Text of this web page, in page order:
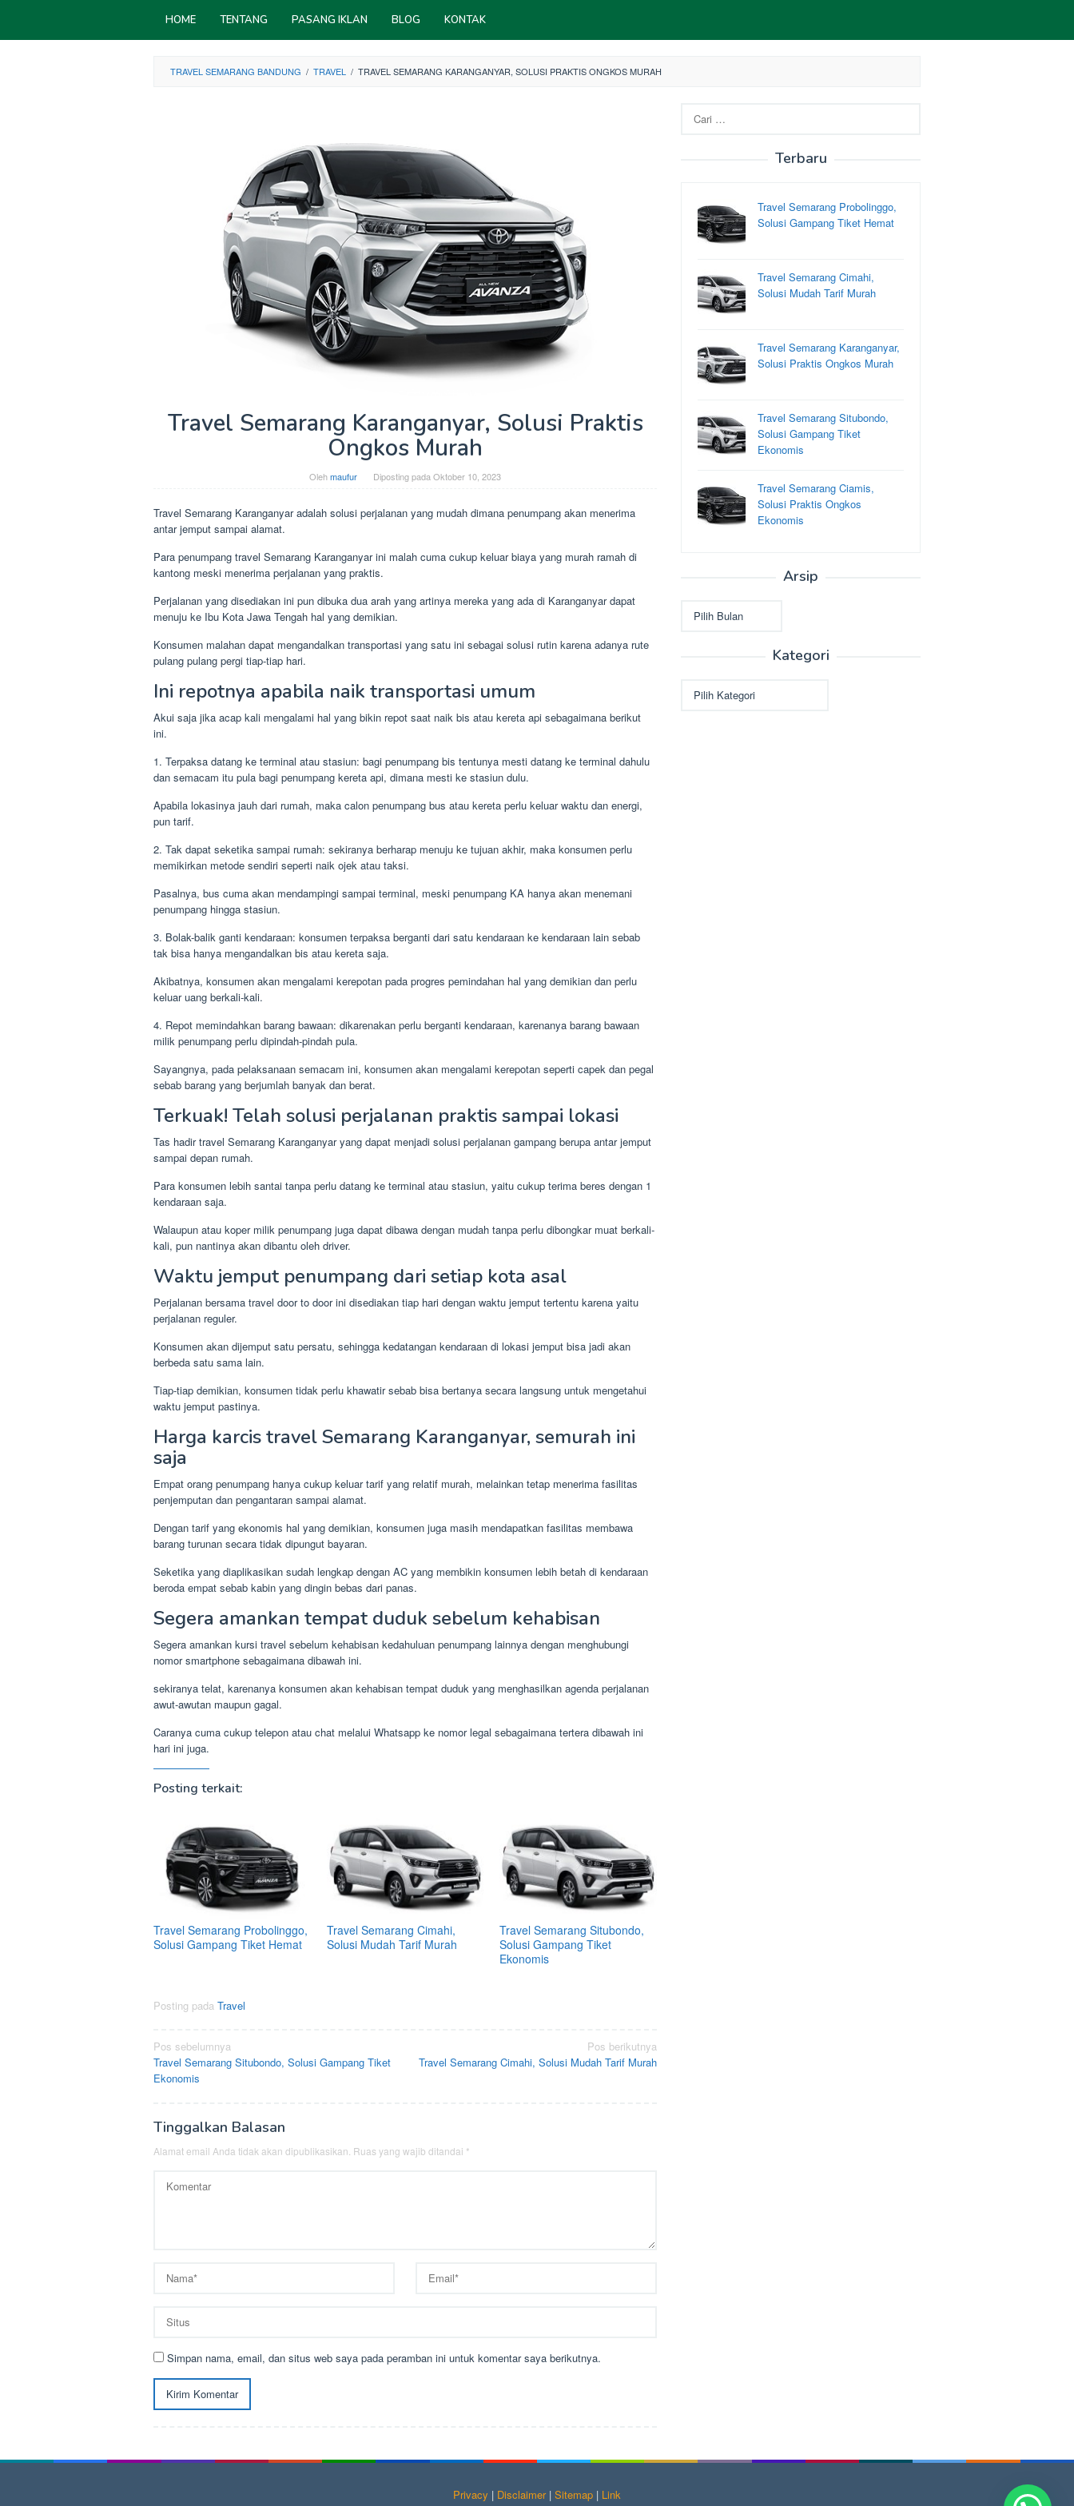
content
HOME TENTANG PASANG IKLAN BLOG KONTAK
TRAVEL SEMARANG BANDUNG / TRAVEL / TRAVEL SEMARANG KARANGANYAR, SOLUSI PRAKTIS ONGKOS MURAH
Travel Semarang Karanganyar, Solusi Praktis
Ongkos Murah
Olehmaufur Diposting pada Oktober 10, 2023
Travel Semarang Karanganyar adalah solusi perjalanan yang mudah dimana penumpang akan menerima
antar jemput sampai alamat.
Para penumpang travel Semarang Karanganyar ini malah cuma cukup keluar biaya yang murah ramah di
kantong meski menerima perjalanan yang praktis.
Perjalanan yang disediakan ini pun dibuka dua arah yang artinya mereka yang ada di Karanganyar dapat
menuju ke Ibu Kota Jawa Tengah hal yang demikian.
Konsumen malahan dapat mengandalkan transportasi yang satu ini sebagai solusi rutin karena adanya rute
pulang pulang pergi tiap-tiap hari.
Ini repotnya apabila naik transportasi umum
Akui saja jika acap kali mengalami hal yang bikin repot saat naik bis atau kereta api sebagaimana berikut
ini.
1. Terpaksa datang ke terminal atau stasiun: bagi penumpang bis tentunya mesti datang ke terminal dahulu
dan semacam itu pula bagi penumpang kereta api, dimana mesti ke stasiun dulu.
Apabila lokasinya jauh dari rumah, maka calon penumpang bus atau kereta perlu keluar waktu dan energi,
pun tarif.
2. Tak dapat seketika sampai rumah: sekiranya berharap menuju ke tujuan akhir, maka konsumen perlu
memikirkan metode sendiri seperti naik ojek atau taksi.
Pasalnya, bus cuma akan mendampingi sampai terminal, meski penumpang KA hanya akan menemani
penumpang hingga stasiun.
3. Bolak-balik ganti kendaraan: konsumen terpaksa berganti dari satu kendaraan ke kendaraan lain sebab
tak bisa hanya mengandalkan bis atau kereta saja.
Akibatnya, konsumen akan mengalami kerepotan pada progres pemindahan hal yang demikian dan perlu
keluar uang berkali-kali.
4. Repot memindahkan barang bawaan: dikarenakan perlu berganti kendaraan, karenanya barang bawaan
milik penumpang perlu dipindah-pindah pula.
Sayangnya, pada pelaksanaan semacam ini, konsumen akan mengalami kerepotan seperti capek dan pegal
sebab barang yang berjumlah banyak dan berat.
Terkuak! Telah solusi perjalanan praktis sampai lokasi
Tas hadir travel Semarang Karanganyar yang dapat menjadi solusi perjalanan gampang berupa antar jemput
sampai depan rumah.
Para konsumen lebih santai tanpa perlu datang ke terminal atau stasiun, yaitu cukup terima beres dengan 1
kendaraan saja.
Walaupun atau koper milik penumpang juga dapat dibawa dengan mudah tanpa perlu dibongkar muat berkali-
kali, pun nantinya akan dibantu oleh driver.
Waktu jemput penumpang dari setiap kota asal
Perjalanan bersama travel door to door ini disediakan tiap hari dengan waktu jemput tertentu karena yaitu
perjalanan reguler.
Konsumen akan dijemput satu persatu, sehingga kedatangan kendaraan di lokasi jemput bisa jadi akan
berbeda satu sama lain.
Tiap-tiap demikian, konsumen tidak perlu khawatir sebab bisa bertanya secara langsung untuk mengetahui
waktu jemput pastinya.
Harga karcis travel Semarang Karanganyar, semurah ini
saja
Empat orang penumpang hanya cukup keluar tarif yang relatif murah, melainkan tetap menerima fasilitas
penjemputan dan pengantaran sampai alamat.
Dengan tarif yang ekonomis hal yang demikian, konsumen juga masih mendapatkan fasilitas membawa
barang turunan secara tidak dipungut bayaran.
Seketika yang diaplikasikan sudah lengkap dengan AC yang membikin konsumen lebih betah di kendaraan
beroda empat sebab kabin yang dingin bebas dari panas.
Segera amankan tempat duduk sebelum kehabisan
Segera amankan kursi travel sebelum kehabisan kedahuluan penumpang lainnya dengan menghubungi
nomor smartphone sebagaimana dibawah ini.
sekiranya telat, karenanya konsumen akan kehabisan tempat duduk yang menghasilkan agenda perjalanan
awut-awutan maupun gagal.
Caranya cuma cukup telepon atau chat melalui Whatsapp ke nomor legal sebagaimana tertera dibawah ini
hari ini juga.
Posting terkait:
Travel Semarang Probolinggo,
Solusi Gampang Tiket Hemat
Travel Semarang Cimahi,
Solusi Mudah Tarif Murah
Travel Semarang Situbondo,
Solusi Gampang Tiket
Ekonomis
Posting pada Travel
Navigasi
pos
Pos sebelumnya
Travel Semarang Situbondo, Solusi Gampang Tiket
Ekonomis
Pos berikutnya
Travel Semarang Cimahi, Solusi Mudah Tarif Murah
Tinggalkan Balasan
Alamat email Anda tidak akan dipublikasikan. Ruas yang wajib ditandai *
Simpan nama, email, dan situs web saya pada peramban ini untuk komentar saya berikutnya.
untuk:
Terbaru
Travel Semarang Probolinggo,
Solusi Gampang Tiket Hemat
Travel Semarang Cimahi,
Solusi Mudah Tarif Murah
Travel Semarang Karanganyar,
Solusi Praktis Ongkos Murah
Travel Semarang Situbondo,
Solusi Gampang Tiket
Ekonomis
Travel Semarang Ciamis,
Solusi Praktis Ongkos
Ekonomis
Arsip
Kategori
Privacy | Disclaimer| Sitemap | Link